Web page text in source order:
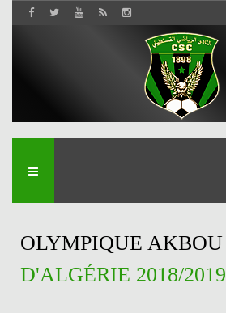
OLYMPIQUE AKBOU
D'ALGÉRIE 2018/2019